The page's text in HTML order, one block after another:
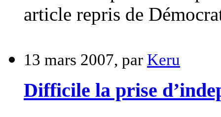
article repris de
13 mars 2007, par Keru
Difficile la prise